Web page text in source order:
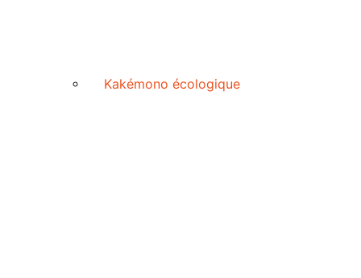
Kakémono écologique